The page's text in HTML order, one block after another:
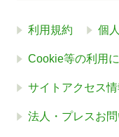
利用規約 個
Cookie等の利用
サイトアクセス
法人・プレスお